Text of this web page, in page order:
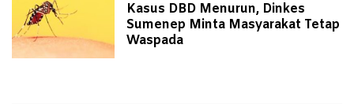
Kasus DBD Menurun, Dinkes
Sumenep Minta Masyarakat Tetap
Waspada